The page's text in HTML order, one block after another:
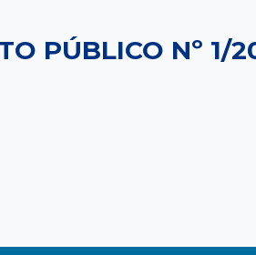
PÚBLICO Nº 1/